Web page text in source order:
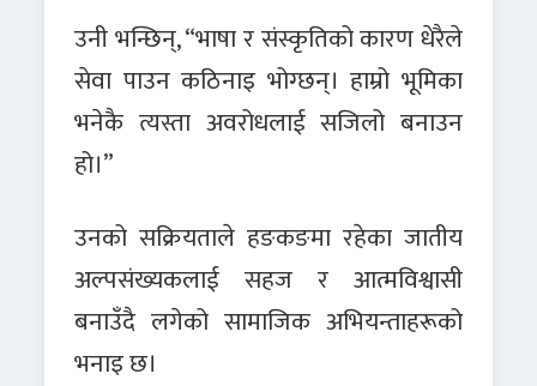
उनी भन्छिन्, “भाषा र संस्कृतिको कारण धेरैले
सेवा पाउन कठिनाइ भोग्छन्। हाम्रो भूमिका
भनेकै त्यस्ता अवरोधलाई सजिलो बनाउन
हो।”
उनको सक्रियताले हङकङमा रहेका जातीय
अल्पसंख्यकलाई सहज र आत्मविश्वासी
बनाउँदै लगेको सामाजिक अभियन्ताहरूको
भनाइ छ।